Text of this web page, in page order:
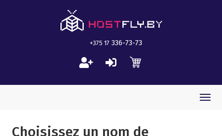
+375 17 336-73-73
Choisissez un nom de